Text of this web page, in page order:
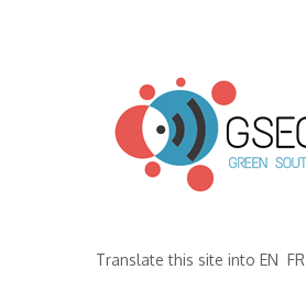
Translate this site into EN FR